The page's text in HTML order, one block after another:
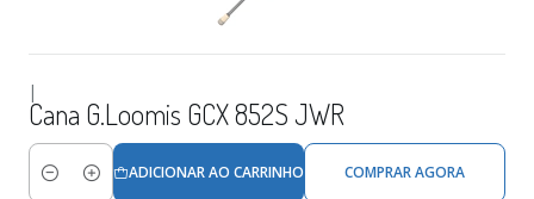
|
Cana G.Loomis GCX 852S JWR
Quantidade
ADICIONAR AO CARRINHO COMPRAR AGORA